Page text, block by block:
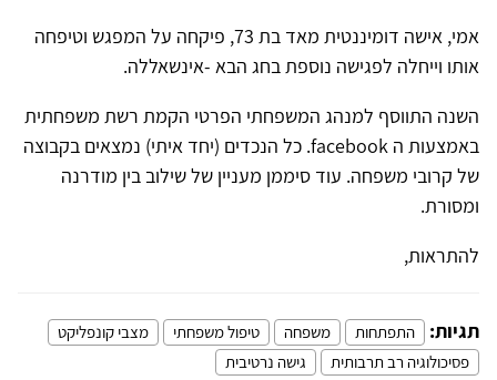
אמי, אישה דומיננטית מאד בת 73, פיקחה על המפגש וטיפחה
אותו וייחלה לפגישה נוספת בחג הבא -אינשאללה.
השנה התווסף למנהג המשפחתי הפרטי הקמת רשת משפחתית
באמצעות ה facebook. כל הנכדים (יחד איתי) נמצאים בקבוצה
של קרובי משפחה. עוד סיממן מעניין של שילוב בין מודרנה
ומסורת.
להתראות,
תגיות: התפתחות משפחה טיפול משפחתי
מצבי קונפליקט
פסיכולוגיה רב תרבותית
גישה נרטיבית